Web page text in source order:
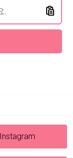
Instagram